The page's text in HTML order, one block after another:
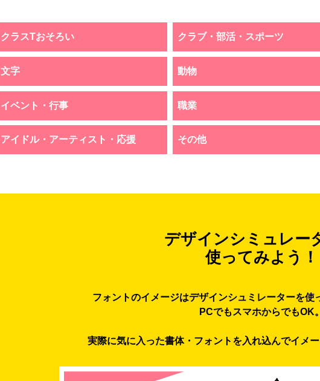
クラスTおそろい クラブ・部活・スポーツ
文字 動物
イベント・行事 職業
アイドル・アーティスト・応援 その他
デザインシミュレー
使ってみよう！
フォントのイメージはデザインシュミレーターを使
PCでもスマホからでもOK。
実際に気に入った書体・フォントを入れ込んでイメ